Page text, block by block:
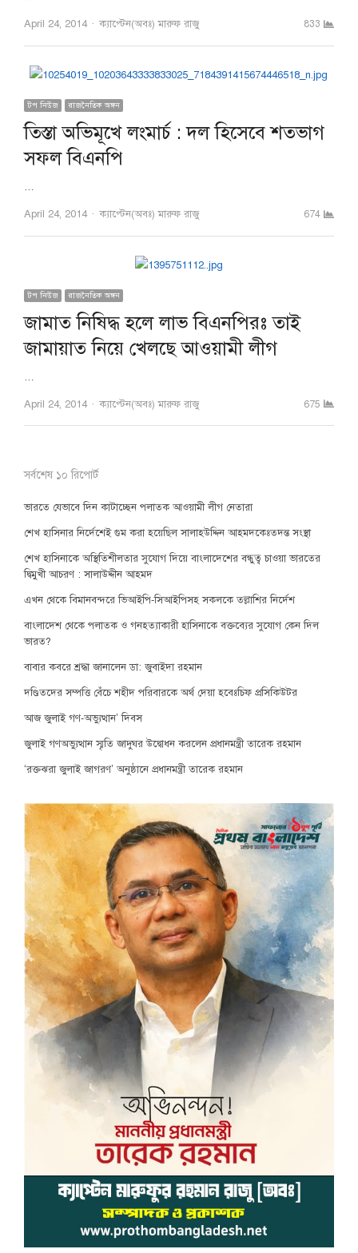
April 24, 2014 Author
ক্যাপ্টেন(অবঃ) মারুফ রাজু 833
টপ নিউজ রাজনৈতিক অঙ্গন
তিস্তা অভিমূখে লংমার্চ : দল হিসেবে শতভাগ
সফল বিএনপি
…
April 24, 2014 Author
ক্যাপ্টেন(অবঃ) মারুফ রাজু 674
টপ নিউজ রাজনৈতিক অঙ্গন
জামাত নিষিদ্ধ হলে লাভ বিএনপিরঃ তাই
জামায়াত নিয়ে খেলছে আওয়ামী লীগ
…
April 24, 2014 Author
ক্যাপ্টেন(অবঃ) মারুফ রাজু 675
সর্বশেষ ১০ রিপোর্ট
ভারতে যেভাবে দিন কাটাচ্ছেন পলাতক আওয়ামী লীগ নেতারা
শেখ হাসিনার নির্দেশেই গুম করা হয়েছিল সালাহউদ্দিন আহমদকেঃতদন্ত সংস্থা
শেখ হাসিনাকে অস্থিতিশীলতার সুযোগ দিয়ে বাংলাদেশের বন্ধুত্ব চাওয়া ভারতের
দ্বিমুখী আচরণ : সালাউদ্দীন আহমদ
এখন থেকে বিমানবন্দরে ভিআইপি-সিআইপিসহ সকলকে তল্লাশির নির্দেশ
বাংলাদেশ থেকে পলাতক ও গনহত্যাকারী হাসিনাকে বক্তব্যের সুযোগ কেন দিল
ভারত?
বাবার কবরে শ্রদ্ধা জানালেন ডা: জুবাইদা রহমান
দণ্ডিতদের সম্পত্তি বেঁচে শহীদ পরিবারকে অর্থ দেয়া হবেঃচিফ প্রসিকিউটর
আজ জুলাই গণ-অভ্যুত্থান’ দিবস
জুলাই গণঅভ্যুত্থান স্মৃতি জাদুঘর উদ্বোধন করলেন প্রধানমন্ত্রী তারেক রহমান
‘রক্তঝরা জুলাই জাগরণ’ অনুষ্ঠানে প্রধানমন্ত্রী তারেক রহমান